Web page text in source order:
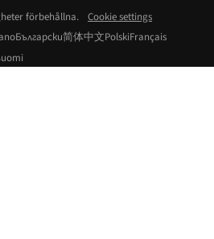
förbehållna. Cookie settings
Български简体中文PolskiFrançais